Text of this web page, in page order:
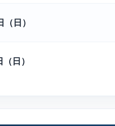
日）
日）